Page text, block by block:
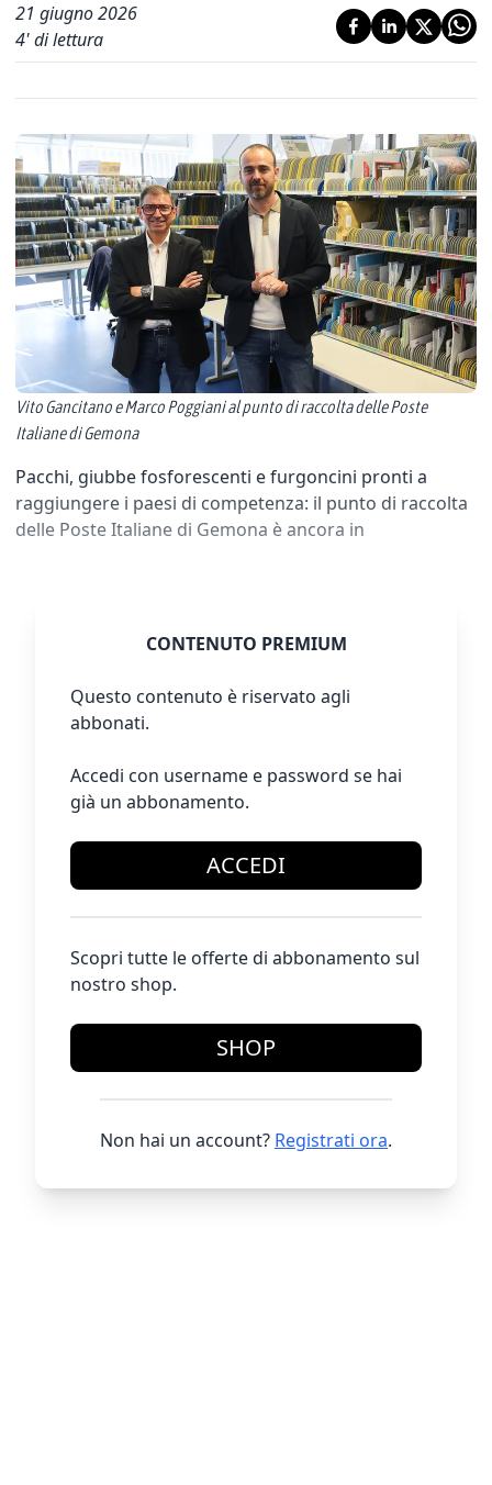
21 giugno 2026
4' di lettura
Vito Gancitano e Marco Poggiani al punto di raccolta delle Poste
Italiane di Gemona
Pacchi, giubbe fosforescenti e furgoncini pronti a
raggiungere i paesi di competenza: il punto di raccolta
delle Poste Italiane di Gemona è ancora in
CONTENUTO PREMIUM
Questo contenuto è riservato agli
abbonati.
Accedi con username e password se hai
già un abbonamento.
ACCEDI
Scopri tutte le offerte di abbonamento sul
nostro shop.
SHOP
Non hai un account? Registrati ora.